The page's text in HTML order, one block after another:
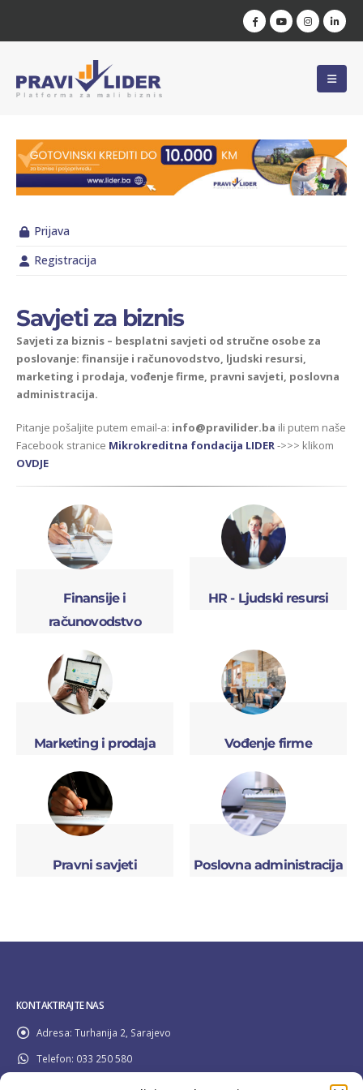
Prijava
Registracija
Savjeti za biznis
Savjeti za biznis – besplatni savjeti od stručne osobe za
poslovanje: finansije i računovodstvo, ljudski resursi,
marketing i prodaja, vođenje firme, pravni savjeti, poslovna
administracija.
Pitanje pošaljite putem email-a: info@pravilider.ba ili putem naše
Facebook stranice Mikrokreditna fondacija LIDER->>> klikom
OVDJE
Finansije i
računovodstvo
HR - Ljudski resursi
Marketing i prodaja Vođenje firme
Pravni savjeti Poslovna administracija
KONTAKTIRAJTE NAS
Adresa: Turhanija 2, Sarajevo
Telefon: 033 250 580